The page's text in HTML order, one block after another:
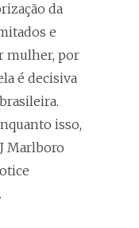
da
e
mulher, por
é decisiva
isso,
Marlboro